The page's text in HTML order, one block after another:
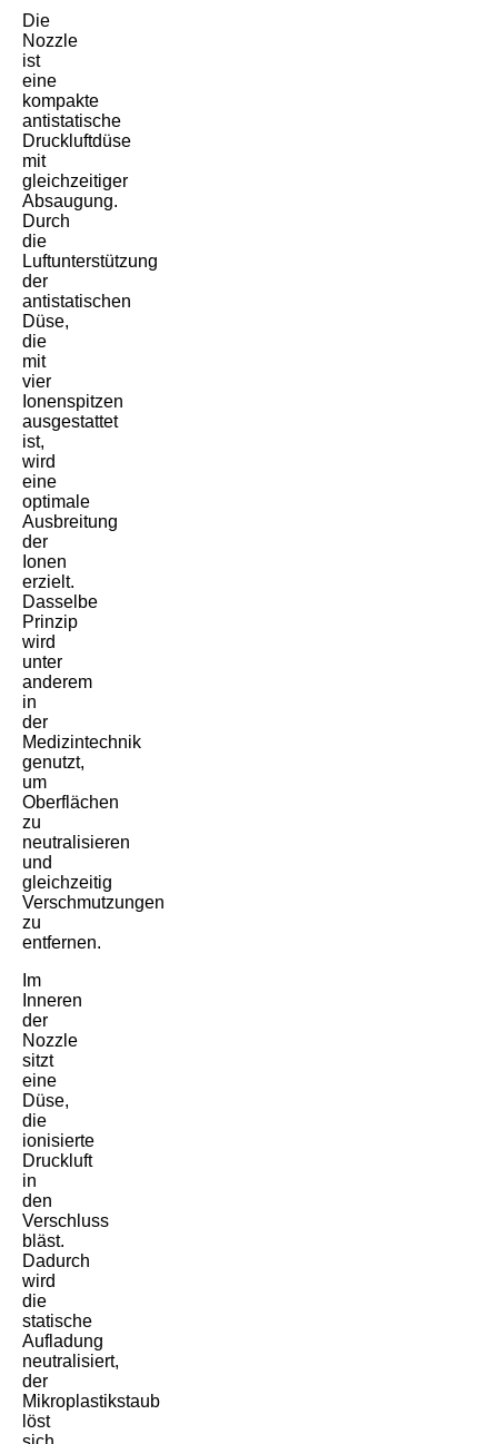
Die
Nozzle
ist
eine
kompakte
antistatische
Druckluftdüse
mit
gleichzeitiger
Absaugung.
Durch
die
Luftunterstützung
der
antistatischen
Düse,
die
mit
vier
Ionenspitzen
ausgestattet
ist,
wird
eine
optimale
Ausbreitung
der
Ionen
erzielt.
Dasselbe
Prinzip
wird
unter
anderem
in
der
Medizintechnik
genutzt,
um
Oberflächen
zu
neutralisieren
und
gleichzeitig
Verschmutzungen
zu
entfernen.
Im
Inneren
der
Nozzle
sitzt
eine
Düse,
die
ionisierte
Druckluft
in
den
Verschluss
bläst.
Dadurch
wird
die
statische
Aufladung
neutralisiert,
der
Mikroplastikstaub
löst